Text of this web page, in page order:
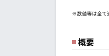
※数値等は全て
概要